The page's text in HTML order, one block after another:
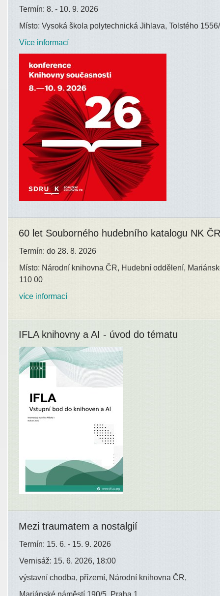
Termín: 8. - 10. 9. 2026
Místo: Vysoká škola polytechnická Jihlava, Tolstého
Více informací
60 let Souborného hudebního katalogu NK ČR
Termín: do 28. 8. 2026
Místo: Národní knihovna ČR, Hudební oddělení,
110 00
více informací
IFLA knihovny a AI - úvod do tématu
Mezi traumatem a nostalgií
Termín: 15. 6. - 15. 9. 2026
Vernisáž: 15. 6. 2026, 18:00
výstavní chodba, přízemí, Národní knihovna ČR,
Mariánské náměstí 190/5, Praha 1